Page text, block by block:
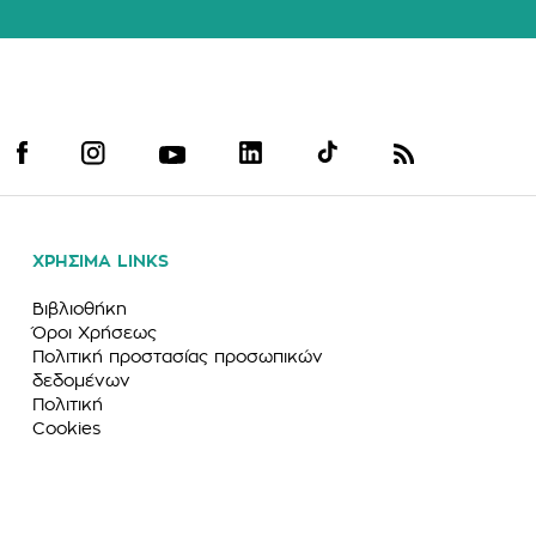
ΧΡΗΣΙΜΑ LINKS
Βιβλιοθήκη
Όροι Χρήσεως
Πολιτική προστασίας προσωπικών
δεδομένων
Πολιτική
Cookies